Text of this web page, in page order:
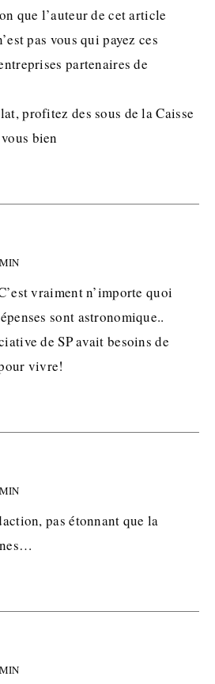
que l’auteur de cet article
pas vous qui payez ces
partenaires de
profitez des sous de la Caisse
bien
vraiment n’importe quoi
sont astronomique..
de SP avait besoins de
vivre!
pas étonnant que la